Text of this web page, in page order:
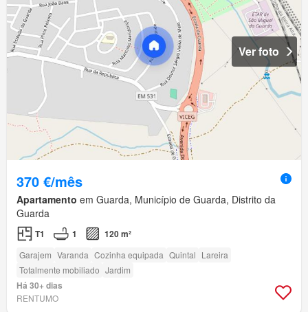
Ver foto
370 €/mês
Apartamento em Guarda, Município de Guarda, Distrito da
Guarda
T1 1 120 m²
Garajem Varanda Cozinha equipada Quintal Lareira
Totalmente mobiliado Jardim
Há 30+ dias
RENTUMO